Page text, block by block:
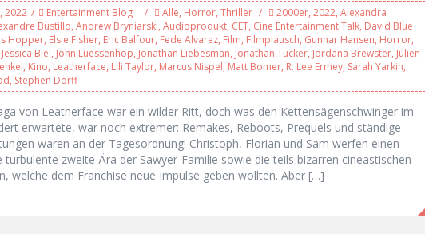
2022 Entertainment Blog Alle, Horror, Thriller 2000er, 2022, Alexandra
Bustillo, Andrew Bryniarski, Audioprodukt, CET, Cine Entertainment Talk, David Blue
Hopper, Elsie Fisher, Eric Balfour, Fede Alvarez, Film, Filmplausch, Gunnar Hansen, Horror,
Jessica Biel, John Luessenhop, Jonathan Liebesman, Jonathan Tucker, Jordana Brewster, Julien
, Kino, Leatherface, Lili Taylor, Marcus Nispel, Matt Bomer, R. Lee Ermey, Sarah Yarkin,
, Stephen Dorff
von Leatherface war ein wilder Ritt, doch was den Kettensägenschwinger im
erwartete, war noch extremer: Remakes, Reboots, Prequels und ständige
waren an der Tagesordnung! Christoph, Florian und Sam werfen einen
turbulente zweite Ära der Sawyer-Familie sowie die teils bizarren cineastischen
welche dem Franchise neue Impulse geben wollten. Aber […]